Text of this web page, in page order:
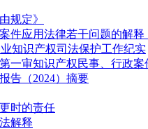
规定》
件应用法律若干问题的解释
知识产权司法保护工作纪实
一审知识产权民事、行政案
告（2024）摘要
时的责任
解释